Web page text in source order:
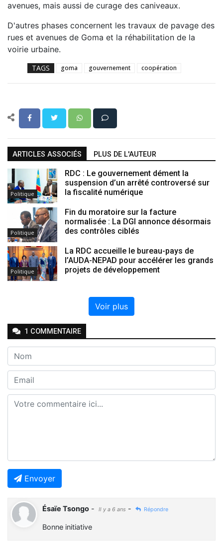
avenues, mais aussi de curage des caniveaux.
D'autres phases concernent les travaux de pavage des
rues et avenues de Goma et la réhabilitation de la
voirie urbaine.
TAGS goma gouvernement coopération
ARTICLES ASSOCIÉS PLUS DE L'AUTEUR
Politique
RDC : Le gouvernement dément la
suspension d’un arrêté controversé sur
la fiscalité numérique
Politique
Fin du moratoire sur la facture
normalisée : La DGI annonce désormais
des contrôles ciblés
Politique
La RDC accueille le bureau-pays de
l’AUDA-NEPAD pour accélérer les grands
projets de développement
Voir plus
1 COMMENTAIRE
Envoyer
Ésaïe Tsongo - Il y a 6 ans - Répondre
Bonne initiative